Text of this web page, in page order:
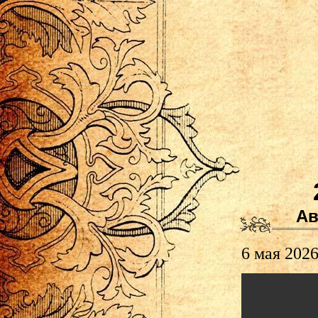
6 мая